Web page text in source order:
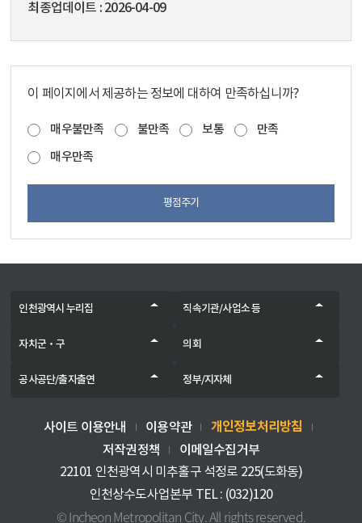
최종업데이트
2026-04-09
이 페이지에서 제공하는 정보에 대하여 만족하십니까?
매우불만족 불만족 보통
만족
매우만족
평점주기
인천광역시 누리집 직속기관/사업소 등
자치군‧구 의회
공사공단/출자출연 정부/지자체
사이트 이용안내 이용약관 개인정보처리방침
저작권정책
이메일수집거부
22101 인천광역시 미추홀구 석정로 225(도화동)
인천상수도사업본부 TEL : (032)120
© Incheon Metropolitan City. All rights reserved.